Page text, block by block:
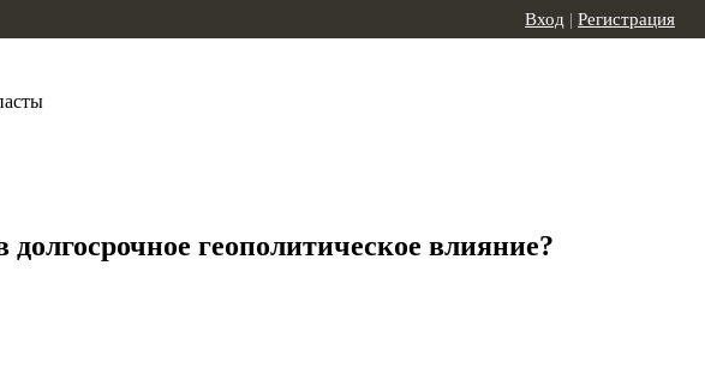
Вход | Регистрация
геополитическое влияние?